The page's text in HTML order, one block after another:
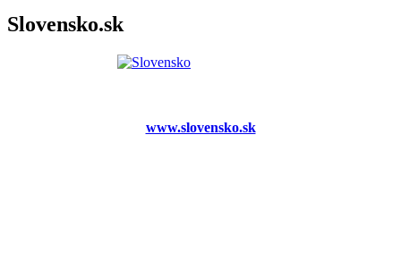
Slovensko.sk
www.slovensko.sk